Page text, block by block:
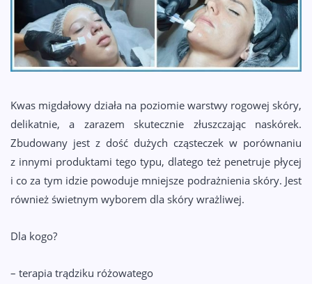
Kwas migdałowy działa na poziomie warstwy rogowej skóry,
delikatnie, a zarazem skutecznie złuszczając naskórek.
Zbudowany jest z dość dużych cząsteczek w porównaniu
z innymi produktami tego typu, dlatego też penetruje płycej
i co za tym idzie powoduje mniejsze podrażnienia skóry. Jest
również świetnym wyborem dla skóry wrażliwej.
Dla kogo?
– terapia trądziku różowatego